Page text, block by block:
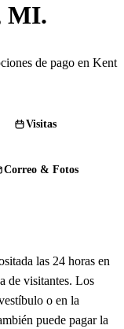
MI.
de pago en Kent
Visitas
Correo & Fotos
las 24 horas en
de visitantes. Los
o en la
puede pagar la